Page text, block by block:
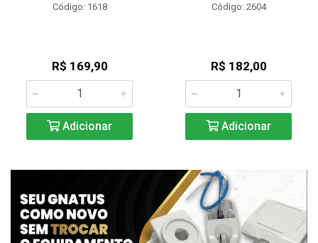
Código: 1618
R$ 169,90
Adicionar
Código: 2604
R$ 182,00
Adicionar